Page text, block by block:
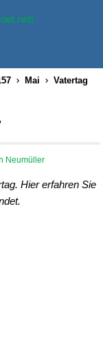
Mai
Vatertag
Neumüller
Hier erfahren Sie